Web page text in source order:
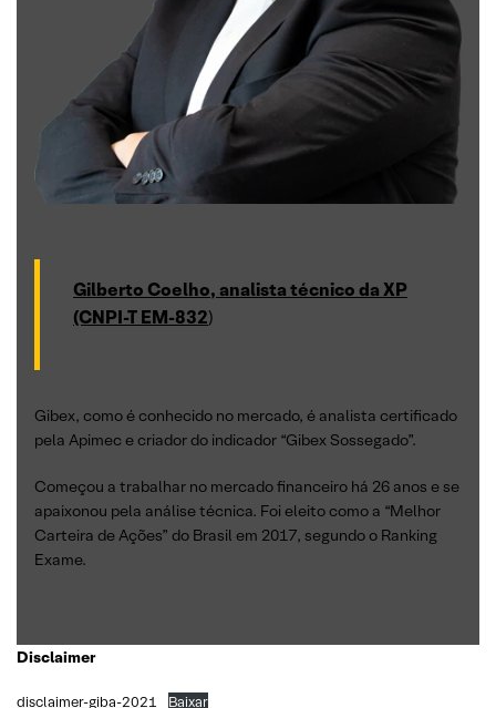
Gilberto Coelho, analista técnico da XP
(CNPI-T EM-832)
Gibex, como é conhecido no mercado, é analista certificado
pela Apimec e criador do indicador “Gibex Sossegado”.
Começou a trabalhar no mercado financeiro há 26 anos e se
apaixonou pela análise técnica. Foi eleito como a “Melhor
Carteira de Ações” do Brasil em 2017, segundo o Ranking
Exame.
Disclaimer
disclaimer-giba-2021 Baixar